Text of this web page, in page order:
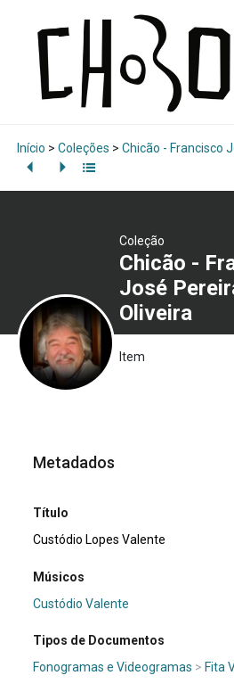
Início > Coleções > Chicão - Francisco
Coleção
Chicão -
José
Oliveira
Item
Metadados
Título
Custódio Lopes Valente
Músicos
Custódio Valente
Tipos de Documentos
Fonogramas e Videogramas > Fita